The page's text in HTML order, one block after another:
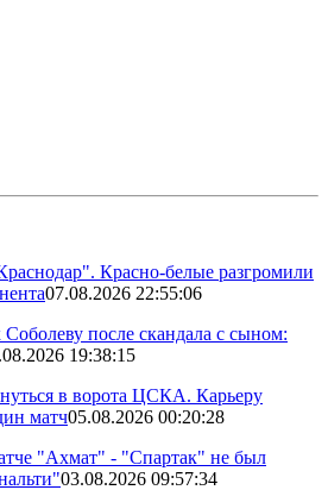
Красно-белые разгромили
07.08.2026 22:55:06
после скандала с сыном:
19:38:15
в ворота ЦСКА. Карьеру
матч05.08.2026 00:20:28
"Ахмат" - "Спартак" не был
03.08.2026 09:57:34